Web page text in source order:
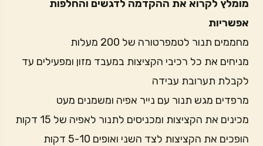
מומלץ לקרוא את ההקדמה לדגשים והחלפות
אפשריות
מחממים תנור לטמפרטורה של 200 מעלות
מניחים את כל רכיבי הקציצות במעבד מזון ומפעילים עד
לקבלת תערובת עבידה
מרפדים מגש תנור עם נייר אפיה ומשמנים מעט
מכינים את הקציצות ומכניסים לתנור לאפיה של 15 דקות
הופכים את הקציצות לצד השני ואופים 5-10 דקות